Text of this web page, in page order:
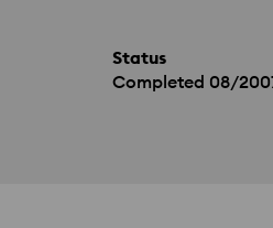
Status
Completed 08/